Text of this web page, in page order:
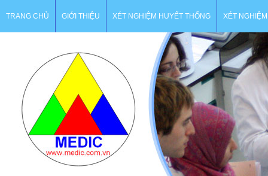
TRANG CHỦ GIỚI THIỆU XÉT NGHIỆM HUYẾT THỐNG XÉT